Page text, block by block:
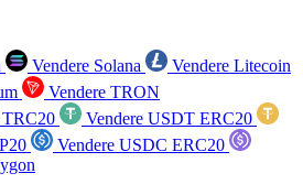
Vendere Solana
Vendere Litecoin
Vendere TRON
Vendere USDT ERC20
Vendere USDC ERC20